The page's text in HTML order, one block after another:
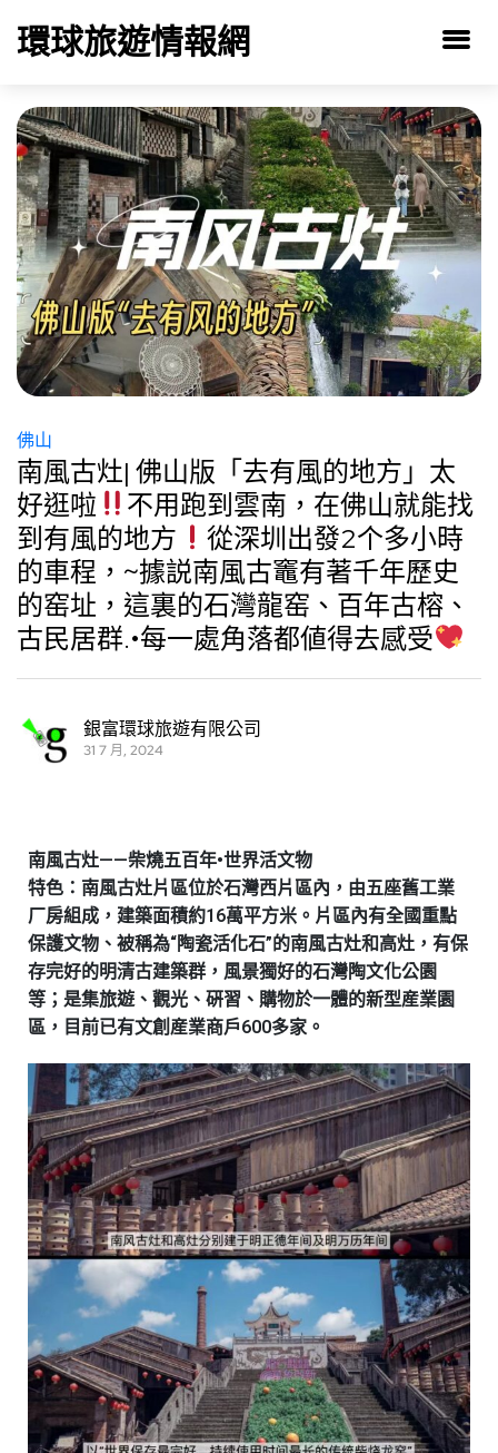
環球旅遊情報網
佛山
南風古灶| 佛山版「去有風的地方」太
好逛啦
不用跑到雲南，在佛山就能找
到有風的地方
從深圳出發2个多小時
的車程，~據説南風古竈有著千年歷史
的窑址，這裏的石灣龍窑、百年古榕、
古民居群.•每一處角落都値得去感受
銀富環球旅遊有限公司
31 7 月, 2024
南風古灶——柴燒五百年•世界活文物
特色：南風古灶片區位於石灣西片區內，由五座舊工業
厂房組成，建築面積約16萬平方米。片區內有全國重點
保護文物、被稱為“陶瓷活化石”的南風古灶和高灶，有保
存完好的明清古建築群，風景獨好的石灣陶文化公園
等；是集旅遊、觀光、硏習、購物於一體的新型産業園
區，目前已有文創産業商戶600多家。